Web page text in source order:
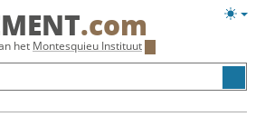
.com
het Montesquieu Instituut